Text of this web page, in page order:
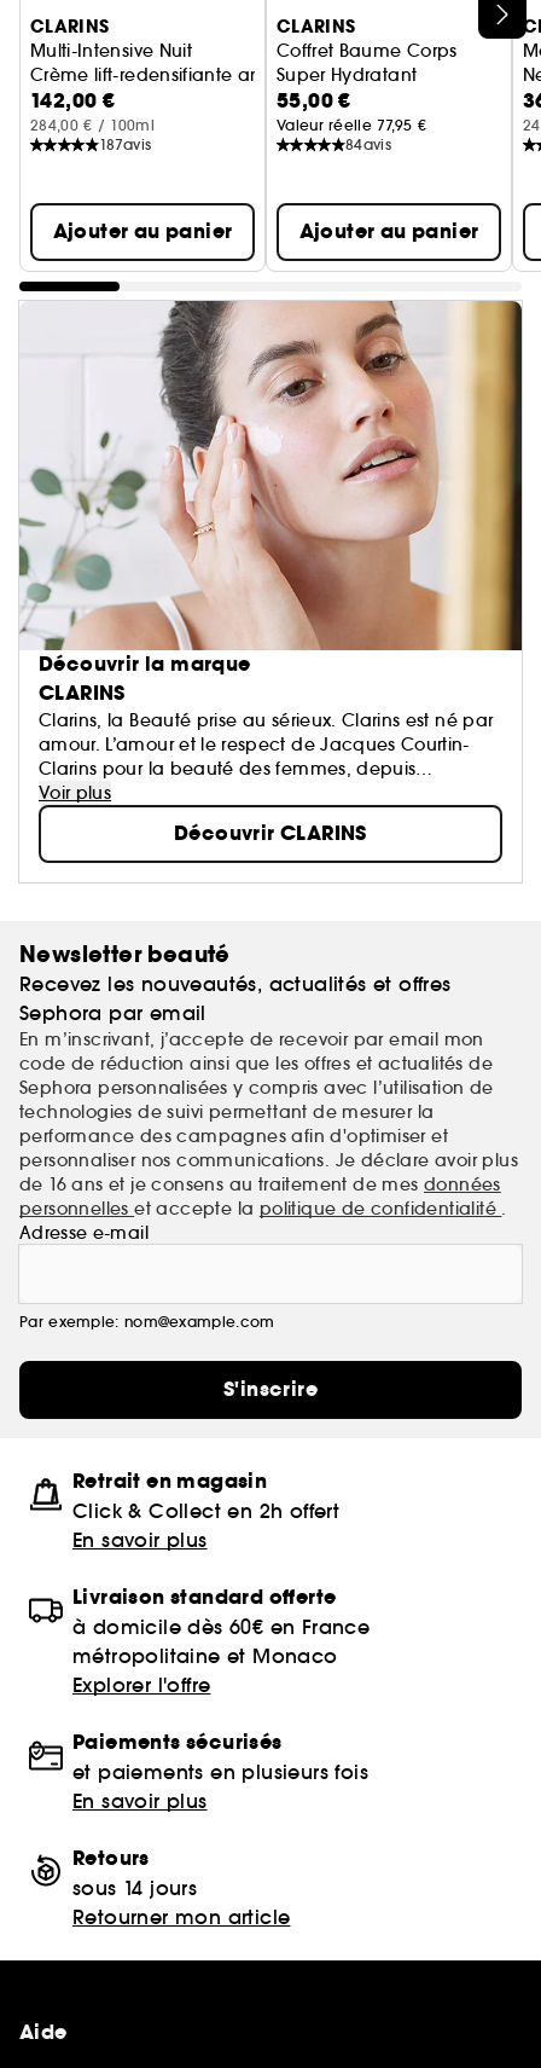
Ignorer le carrousel produits
CLARINS
Multi-Intensive Nuit
Crème lift-redensifiante anti-rides - Toutes Peaux
142,00 €
284,00 € / 100ml
187avis
Ajouter au panier
CLARINS
Coffret Baume Corps
Super Hydratant
Soin corps
55,00 €
Valeur réelle 77,95 €
84avis
Ajouter au panier
Découvrir la marque
CLARINS
Clarins, la Beauté prise au sérieux. Clarins est né par
amour. L’amour et le respect de Jacques Courtin-
Clarins pour la beauté des femmes, depuis
l'ouverture du premier Institut Clarins à Paris en 1954.
N°1 Européen des soins de beauté haut de
Voir plus
Découvrir CLARINS
Newsletter beauté
Recevez les nouveautés, actualités et offres
Sephora par email
En m’inscrivant, j’accepte de recevoir par email mon
code de réduction ainsi que les offres et actualités de
Sephora personnalisées y compris avec l’utilisation de
technologies de suivi permettant de mesurer la
performance des campagnes afin d'optimiser et
personnaliser nos communications. Je déclare avoir plus
de 16 ans et je consens au traitement de mes données
personnelleset accepte la politique de confidentialité .
Adresse e-mail
Par exemple: nom@example.com
S'inscrire
Retrait en magasin
Click & Collect en 2h offert
En savoir plus
Livraison standard offerte
à domicile dès 60€ en France
métropolitaine et Monaco
Explorer l'offre
Paiements sécurisés
et paiements en plusieurs fois
En savoir plus
Retours
sous 14 jours
Retourner mon article
Aide